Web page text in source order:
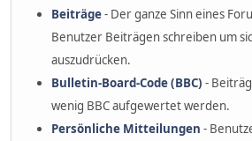
Beiträge- Der ganze Sinn eines
Benutzer Beiträgen schreiben um
auszudrücken.
Bulletin-Board-Code (BBC) -
wenig BBC aufgewertet werden.
Persönliche Mitteilungen -